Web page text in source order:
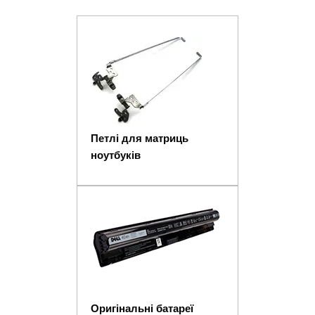
Петлі для матриць
ноутбуків
Оригінальні батареї